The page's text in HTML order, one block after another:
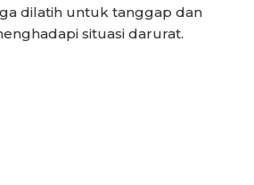
dilatih untuk tanggap dan
situasi darurat.